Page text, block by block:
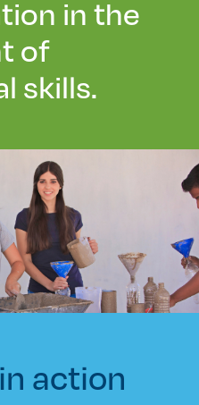
in the
of
skills.
action